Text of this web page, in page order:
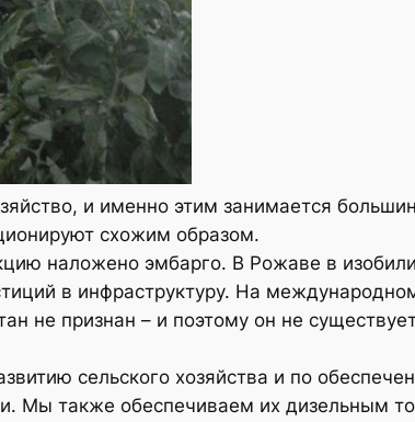
и именно этим занимается
схожим образом.
наложено эмбарго. В Рожаве в
в инфраструктуру. На
не признан – и поэтому он не
сельского хозяйства и по
Мы также обеспечиваем их дизельным